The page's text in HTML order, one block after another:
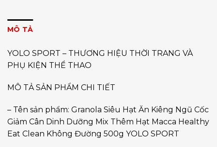
MÔ TẢ
YOLO SPORT – THƯƠNG HIỆU THỜI TRANG VÀ
PHỤ KIỆN THỂ THAO
MÔ TẢ SẢN PHẨM CHI TIẾT
– Tên sản phẩm: Granola Siêu Hạt Ăn Kiêng Ngũ Cốc
Giảm Cân Dinh Dưỡng Mix Thêm Hạt Macca Healthy
Eat Clean Không Đường 500g YOLO SPORT